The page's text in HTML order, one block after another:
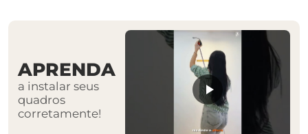
APRENDA
a instalar seus
quadros
corretamente!